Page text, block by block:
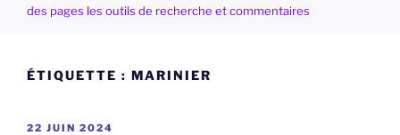
des pages les outils de recherche et commentaires
ÉTIQUETTE : MARINIER
PUBLIÉ
22 JUIN 2024